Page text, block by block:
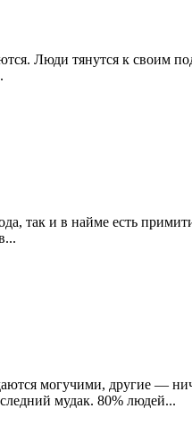
Люди тянутся к своим
так и в найме есть
могучими, другие —
мудак. 80% людей...